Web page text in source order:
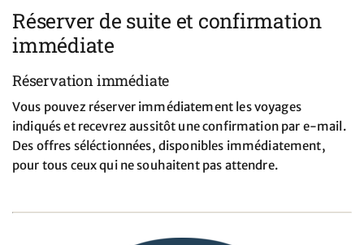
Réserver de suite et confirmation
immédiate
Réservation immédiate
Vous pouvez réserver immédiatement les voyages
indiqués et recevrez aussitôt une confirmation par e-mail.
Des offres séléctionnées, disponibles immédiatement,
pour tous ceux qui ne souhaitent pas attendre.